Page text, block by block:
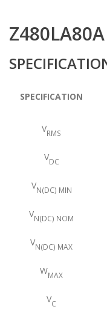
Z480LA80A
SPECIFICATION
VRMS
VDC
VN(DC) MIN
VN(DC) NOM
VN(DC) MAX
WMAX
VC